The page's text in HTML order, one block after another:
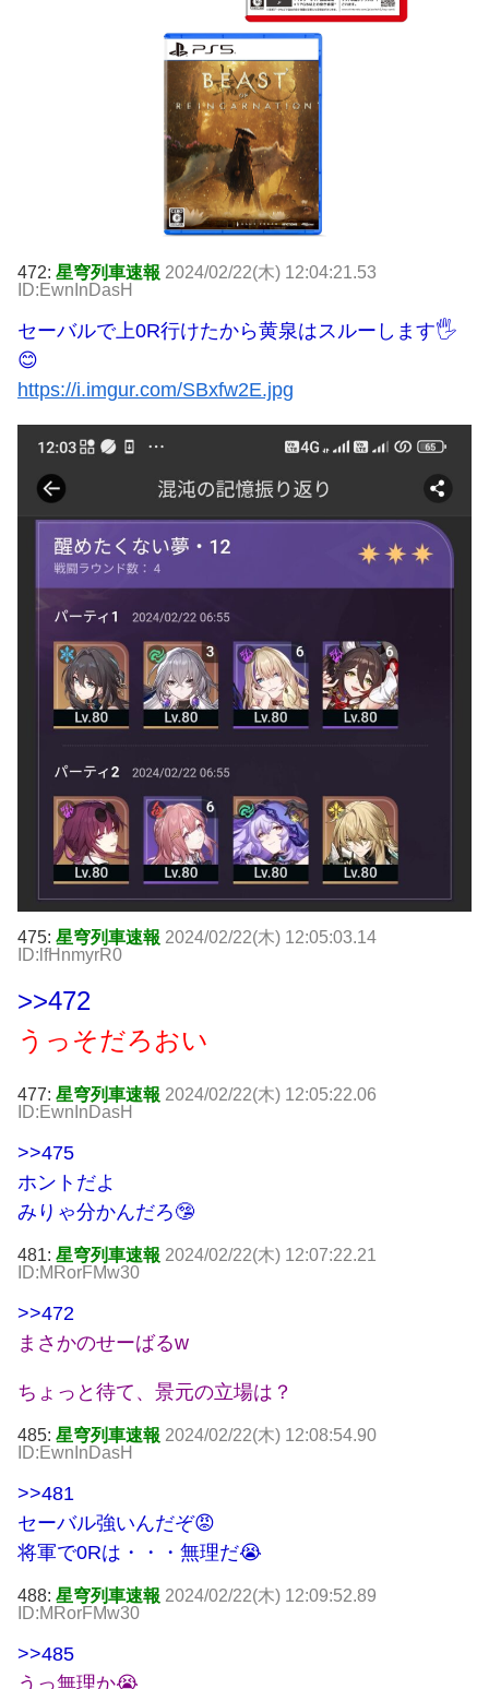
472: 星穹列車速報 2024/02/22(木) 12:04:21.53
ID:EwnInDasH
セーバルで上0R行けたから黄泉はスルーします🖐
😊
https://i.imgur.com/SBxfw2E.jpg
475: 星穹列車速報 2024/02/22(木) 12:05:03.14
ID:lfHnmyrR0
>>472
うっそだろおい
477: 星穹列車速報 2024/02/22(木) 12:05:22.06
ID:EwnInDasH
>>475
ホントだよ
みりゃ分かんだろ🤥
481: 星穹列車速報 2024/02/22(木) 12:07:22.21
ID:MRorFMw30
>>472
まさかのせーばるw
ちょっと待て、景元の立場は？
485: 星穹列車速報 2024/02/22(木) 12:08:54.90
ID:EwnInDasH
>>481
セーバル強いんだぞ😡
将軍で0Rは・・・無理だ😭
488: 星穹列車速報 2024/02/22(木) 12:09:52.89
ID:MRorFMw30
>>485
うっ無理か😭